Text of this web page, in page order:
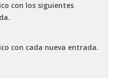
con los siguientes
con cada nueva entrada.